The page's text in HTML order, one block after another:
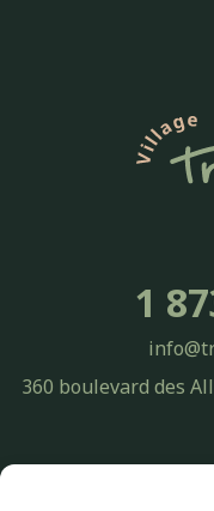
1
360 boulevard des